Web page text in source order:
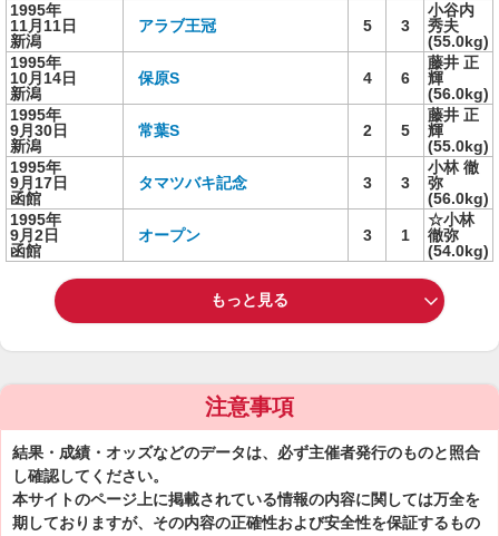
1995年
11月11日
新潟
アラブ王冠 5 3
小谷内
秀夫
(55.0kg)
1995年
10月14日
新潟
保原S 4 6
藤井 正
輝
(56.0kg)
1995年
9月30日
新潟
常葉S 2 5
藤井 正
輝
(55.0kg)
1995年
9月17日
函館
タマツバキ記念 3 3
小林 徹
弥
(56.0kg)
1995年
9月2日
函館
オープン 3 1
☆小林
徹弥
(54.0kg)
もっと見る
注意事項
結果・成績・オッズなどのデータは、必ず主催者発行のものと照合
し確認してください。
本サイトのページ上に掲載されている情報の内容に関しては万全を
期しておりますが、その内容の正確性および安全性を保証するもの